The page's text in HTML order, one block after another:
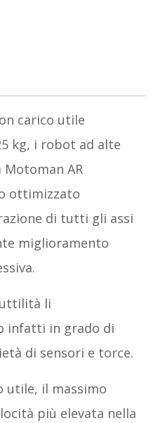
carico utile
kg, i robot ad alte
AR
ottimizzato
di tutti gli assi
miglioramento
li
infatti in grado di
di sensori e torce.
utile, il massimo
più elevata nella